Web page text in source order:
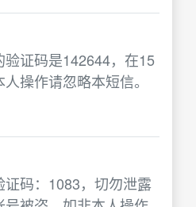
验证码是142644，在15
操作请忽略本短信。
证码：1083，切勿泄露